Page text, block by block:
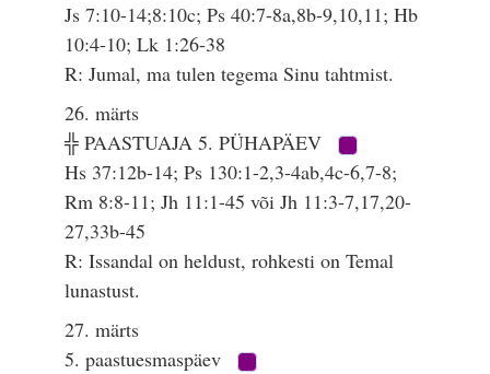
Js 7:10-14;8:10c; Ps 40:7-8a,8b-9,10,11; Hb
10:4-10; Lk 1:26-38
R: Jumal, ma tulen tegema Sinu tahtmist.
26. märts
╬ PAASTUAJA 5. PÜHAPÄEV
Hs 37:12b-14; Ps 130:1-2,3-4ab,4c-6,7-8;
Rm 8:8-11; Jh 11:1-45 või Jh 11:3-7,17,20-
27,33b-45
R: Issandal on heldust, rohkesti on Temal
lunastust.
27. märts
5. paastuesmaspäev